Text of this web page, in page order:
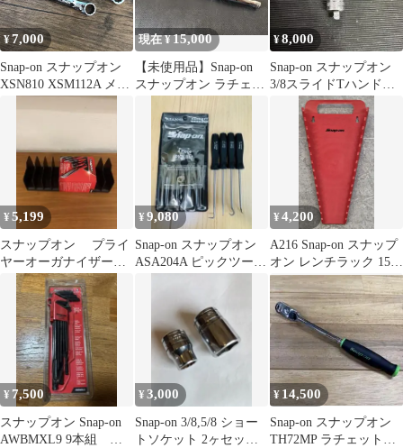
¥7,000
Snap-on スナップオン
XSN810 XSM112A メガ
ネレンチ 8-10㎜ 11-12
現在 ¥15,000
【未使用品】Snap-on
スナップオン ラチェッ
トハンドル FF80A 工具
¥8,000
Snap-on スナップオン
3/8スライドTハンドル
ラチェットアダプター
¥5,199
スナップオン プライ
ヤーオーガナイザー
KAPL10 ブラック 新
品未使用
¥9,080
Snap-on スナップオン
ASA204A ピックツール
¥4,200
A216 Snap-on スナップ
オン レンチラック 15ピ
ース ピンク
¥ 7,500
スナップオン Snap-on
AWBMXL9 9本組 メ
¥3,000
Snap-on 3/8,5/8 ショー
トソケット 2ヶセット
¥ 14,500
Snap-on スナップオン
TH72MP ラチェット